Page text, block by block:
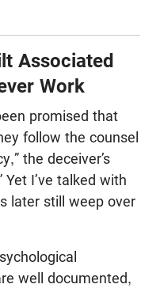
Associated
Work
promised that
follow the counsel
the deceiver’s
Yet I’ve talked with
later still weep over
well documented,